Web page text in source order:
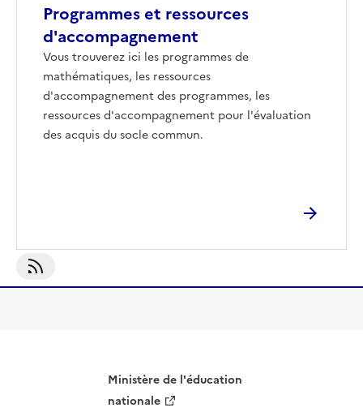
Programmes et ressources
d'accompagnement
Vous trouverez ici les programmes de
mathématiques, les ressources
d'accompagnement des programmes, les
ressources d'accompagnement pour l'évaluation
des acquis du socle commun.
S'abonner À Ressource
Ministère de l'éducation
nationale